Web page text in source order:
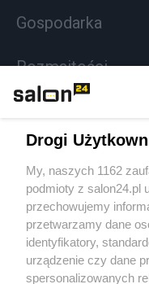
Gospodarka
Rozmaitości
Sport
Społeczeństwo
Kultura
Drogi
My, naszych 1162
podmioty z salon24.pl
przechowujemy
przetwarzamy dane
identyfikatory,
urządzenie czy dane
spersonalizowanych